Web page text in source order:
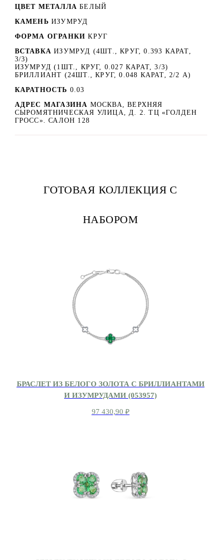
ЦВЕТ МЕТАЛЛА БЕЛЫЙ
КАМЕНЬ ИЗУМРУД
ФОРМА ОГРАНКИ КРУГ
ВСТАВКА ИЗУМРУД (4ШТ., КРУГ, 0.393 КАРАТ,
3/3)
ИЗУМРУД (1ШТ., КРУГ, 0.027 КАРАТ, 3/3)
БРИЛЛИАНТ (24ШТ., КРУГ, 0.048 КАРАТ, 2/2 А)
КАРАТНОСТЬ 0.03
АДРЕС МАГАЗИНА МОСКВА, ВЕРХНЯЯ
СЫРОМЯТНИЧЕСКАЯ УЛИЦА, Д. 2. ТЦ «ГОЛДЕН
ГРОСС». САЛОН 128
ГОТОВАЯ КОЛЛЕКЦИЯ С
НАБОРОМ
БРАСЛЕТ ИЗ БЕЛОГО ЗОЛОТА С БРИЛЛИАНТАМИ
И ИЗУМРУДАМИ (053957)
97 430,90 ₽